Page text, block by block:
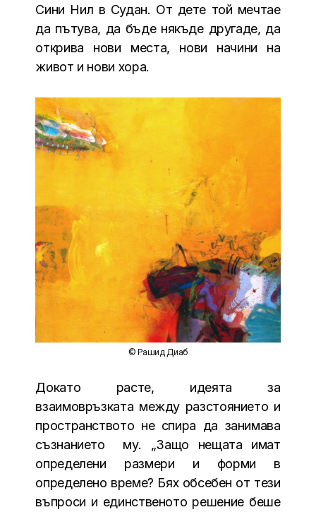
Сини Нил в Судан. От дете той мечтае
да пътува, да бъде някъде другаде, да
открива нови места, нови начини на
живот и нови хора.
© Рашид Диаб
Докато расте, идеята за
взаимовръзката между разстоянието и
пространството не спира да занимава
съзнанието му. „Защо нещата имат
определени размери и форми в
определено време? Бях обсебен от тези
въпроси и единственото решение беше